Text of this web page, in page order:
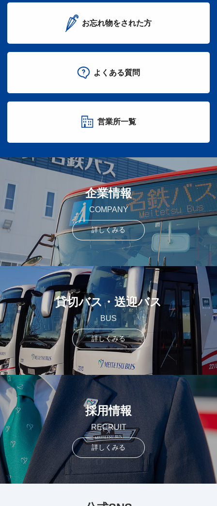
お忘れ物をされた方
よくある質問
営業所一覧
企業情報
COMPANY
詳しくみる
貸切バス・送迎バス
BUS
詳しくみる
採用情報
RECRUIT
詳しくみる